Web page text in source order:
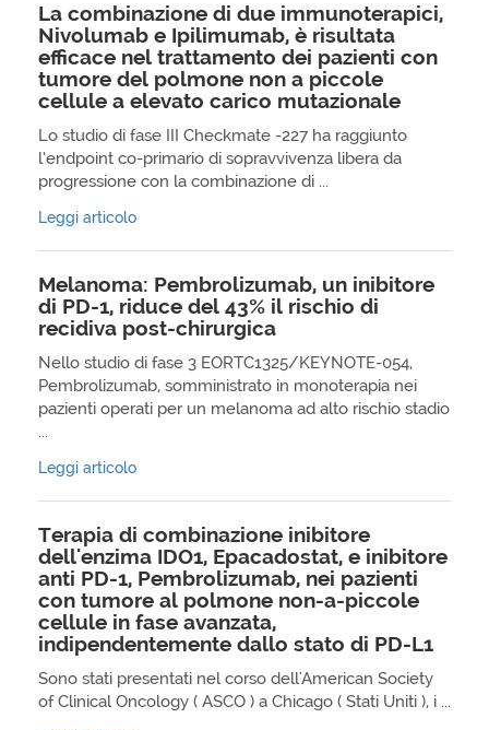
La combinazione di due immunoterapici,
Nivolumab e Ipilimumab, è risultata
efficace nel trattamento dei pazienti con
tumore del polmone non a piccole
cellule a elevato carico mutazionale
Lo studio di fase III Checkmate -227 ha raggiunto
l’endpoint co-primario di sopravvivenza libera da
progressione con la combinazione di ...
Leggi articolo
Melanoma: Pembrolizumab, un inibitore
di PD-1, riduce del 43% il rischio di
recidiva post-chirurgica
Nello studio di fase 3 EORTC1325/KEYNOTE-054,
Pembrolizumab, somministrato in monoterapia nei
pazienti operati per un melanoma ad alto rischio stadio
...
Leggi articolo
Terapia di combinazione inibitore
dell'enzima IDO1, Epacadostat, e inibitore
anti PD-1, Pembrolizumab, nei pazienti
con tumore al polmone non-a-piccole
cellule in fase avanzata,
indipendentemente dallo stato di PD-L1
Sono stati presentati nel corso dell'American Society
of Clinical Oncology ( ASCO ) a Chicago ( Stati Uniti ), i ...